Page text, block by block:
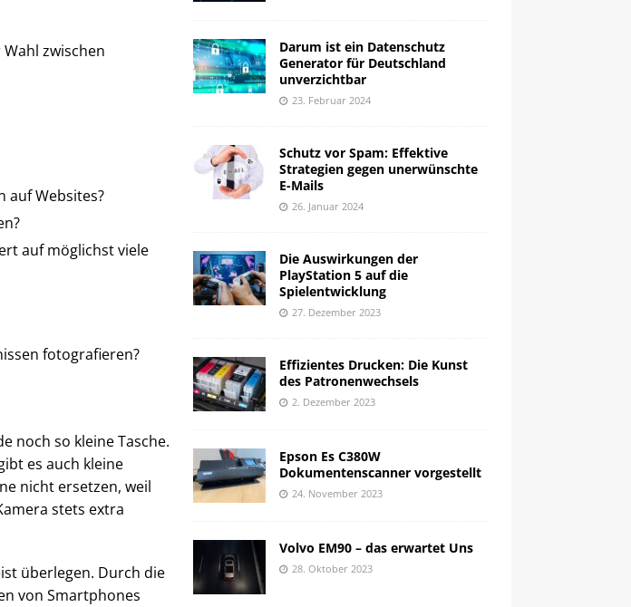
zwischen
auf Websites?
auf möglichst viele
fotografieren?
noch so kleine Tasche.
es auch kleine
nicht ersetzen, weil
stets extra
überlegen. Durch die
von Smartphones
Darum ist ein Datenschutz
Generator für Deutschland
unverzichtbar
23. Februar 2024
Schutz vor Spam: Effektive
Strategien gegen unerwünschte
E-Mails
26. Januar 2024
Die Auswirkungen der
PlayStation 5 auf die
Spielentwicklung
27. Dezember 2023
Effizientes Drucken: Die Kunst
des Patronenwechsels
2. Dezember 2023
Epson Es C380W
Dokumentenscanner vorgestellt
24. November 2023
Volvo EM90 – das erwartet Uns
28. Oktober 2023